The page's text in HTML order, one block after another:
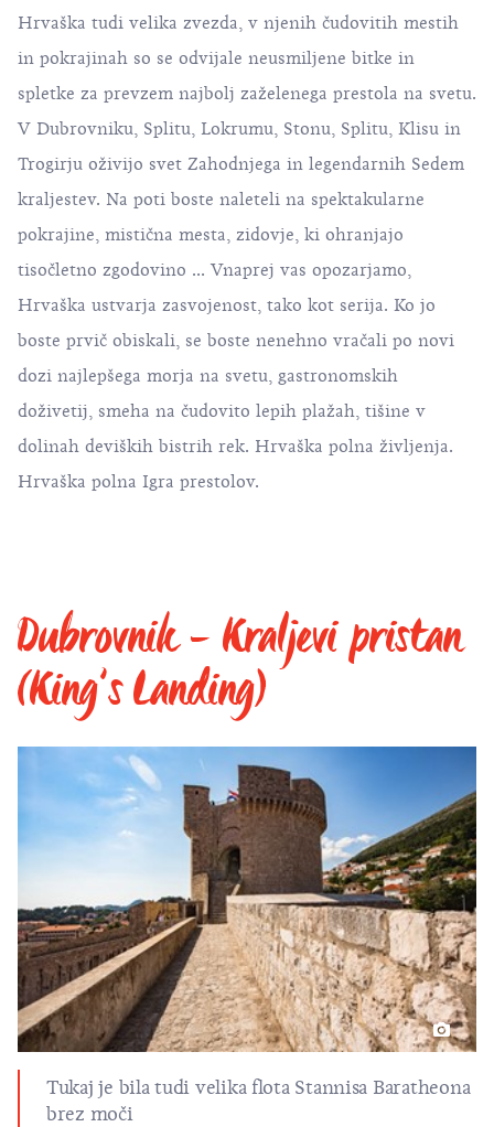
Hrvaška tudi velika zvezda, v njenih čudovitih mestih
in pokrajinah so se odvijale neusmiljene bitke in
spletke za prevzem najbolj zaželenega prestola na svetu.
V Dubrovniku, Splitu, Lokrumu, Stonu, Splitu, Klisu in
Trogirju oživijo svet Zahodnjega in legendarnih Sedem
kraljestev. Na poti boste naleteli na spektakularne
pokrajine, mistična mesta, zidovje, ki ohranjajo
tisočletno zgodovino ... Vnaprej vas opozarjamo,
Hrvaška ustvarja zasvojenost, tako kot serija. Ko jo
boste prvič obiskali, se boste nenehno vračali po novi
dozi najlepšega morja na svetu, gastronomskih
doživetij, smeha na čudovito lepih plažah, tišine v
dolinah deviških bistrih rek. Hrvaška polna življenja.
Hrvaška polna Igra prestolov.
Dubrovnik - Kraljevi pristan
(King’s Landing)
Tukaj je bila tudi velika flota Stannisa Baratheona
brez moči